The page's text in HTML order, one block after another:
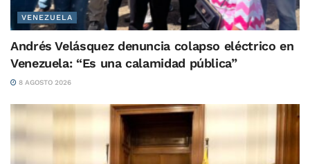
VENEZUELA
Andrés Velásquez denuncia colapso eléctrico en
Venezuela: “Es una calamidad pública”
8 AGOSTO 2026